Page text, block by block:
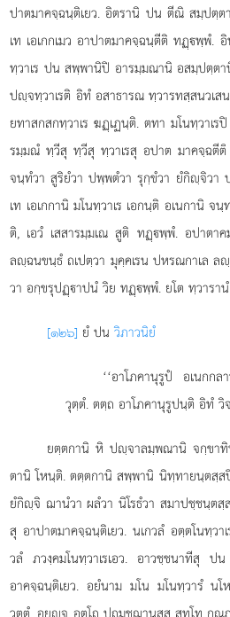
ปาตมาคจฺฉนฺติเยว. อิตรานิ ปน ตีณิ สมฺปตฺต
เท เอเกกเมว อาปาตมาคจฺฉนฺตีติ ทฏฺพฺพํ.
ทฺวาเร ปน สพฺพานิปิ อารมฺมณานิ อสมฺปตฺตา
ปฺจทฺวาเรติ อิทํ อสาธารณ ทฺวารทสฺสนว
ยทาสกสกทฺวาเร ฆฏฺเฏนฺติ. ตทา มโนทฺวาเร
รมฺมณํ ทฺวีสุ ทฺวีสุ ทฺวาเรสุ อปาต มาคจฺฉตี
จนฺทํวา สูริยํวา ปพฺพตํวา รุกฺขํวา ยํกิฺจิวา
เท เอเกกานิ มโนทฺวาเร เอกนฺติ อเนกานิจนฺ
ติ, เอวํ เสสารมฺมเณ สูติ ทฏฺพฺพํ. อปาต
ลฺฉนขนฺธํ ถเปตฺวา มุคฺคเรน ปหรณกาเล
วา อกฺขรุปฏฺาปนํ วิย ทฏฺพฺพํ. ยโต ทฺวารา
[๑๒๖] ยํ ปนวิภาวนิยํ
‘‘อาโภคานุรูปํ อเนกก
วุตฺตํ. ตตฺถ อาโภคานุรูปนฺติ อิทํ วิ
ยตฺตกานิ หิ ปฺจาลมฺพณานิ จกฺขา
ตานิ โหนฺติ. ตตฺตกานิ สพฺพานิ นิทฺทายนฺต
ยํกิฺจิ ฌานํวา ผลํวา นิโรธํวา สมาปชฺชนฺตสฺ
สุ อาปาตมาคจฺฉนฺติเยว. นเกวลํ อตฺตโนทฺวา
วลํ ภวงฺคมโนทฺวาเรเอว. อาวชฺชนาทีสุ
อาคจฺฉนฺติเยว. อยํนาม มโน มโนทฺวารํ น